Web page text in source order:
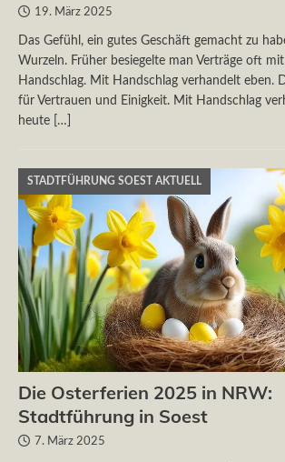
19. März 2025
Das Gefühl, ein gutes Geschäft gemacht zu
Wurzeln. Früher besiegelte man Verträge oft
Handschlag. Mit Handschlag verhandelt eben.
für Vertrauen und Einigkeit. Mit Handschlag
heute
[…]
STADTFÜHRUNG SOEST AKTUELL
Die Osterferien 2025 in NRW:
Stadtführung in Soest
7. März 2025